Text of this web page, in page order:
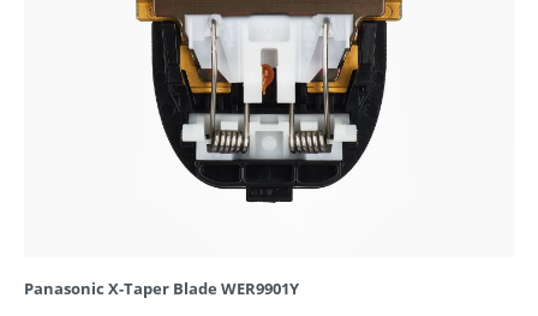
Panasonic X-Taper Blade WER9901Y